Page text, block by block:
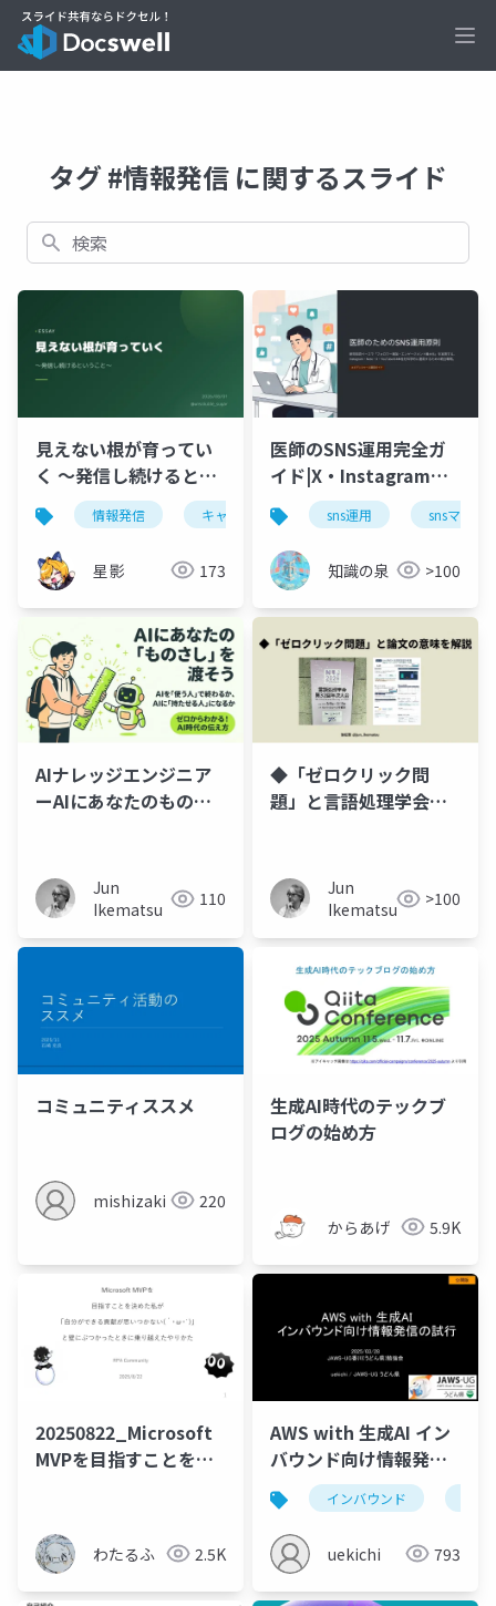
タグ #情報発信 に関するスライド
検索
見えない根が育ってい
く 〜発信し続けるとい
うこと〜情報発信 キャリア
星影 173
医師のSNS運用完全ガ
イド|X・Instagram・
YouTube・Noteの科学
的戦略
sns運用 snsマーケ
知識の泉 >100
AIナレッジエンジニア
ーAIにあなたのものさ
Jun
Ikematsu
110
◆「ゼロクリック問
題」と言語処理学会総
Jun
Ikematsu
>100
コミュニティススメ
mishizaki 220
生成AI時代のテックブ
ログの始め方
からあげ 5.9K
20250822_Microsoft
MVPを目指すことを決
(´･ω･`)」と壁にぶつ
かったときに乗り越え
たやりかた
わたるふ 2.5K
AWS with 生成AI イン
バウンド向け情報発信
の試行 インバウンド
uekichi 793